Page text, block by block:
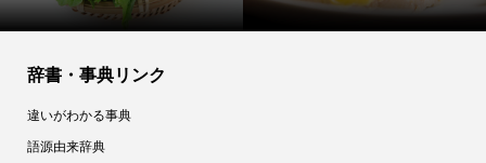
辞書・事典リンク
違いがわかる事典
語源由来辞典